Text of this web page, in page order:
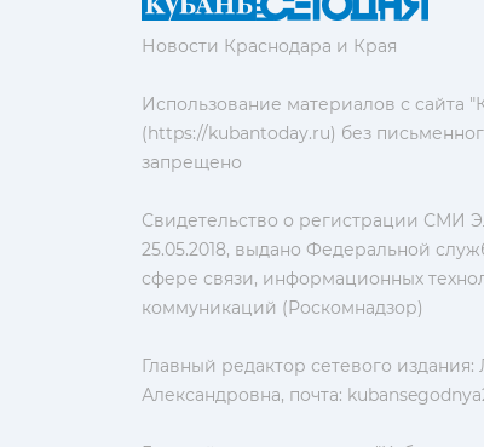
Новости Краснодара и Края
Использование материалов с сайта
(https://kubantoday.ru) без
запрещено
Свидетельство о регистрации СМИ
25.05.2018, выдано Федеральной
сфере связи, информационных
коммуникаций (Роскомнадзор)
Главный редактор сетевого
Александровна, почта: